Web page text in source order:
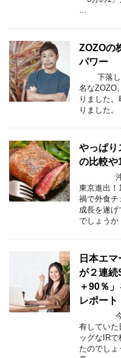
…
ZOZOの
パワー
下落し続
名なZOZO
りました
りました
やっぱり
の比較や
沖縄発
東京進出！
禍で外食チ
成長を遂
でしょう
日本エ
が２連続
＋90％
レポート
今年初
有していた
ッグなIR
たのでし